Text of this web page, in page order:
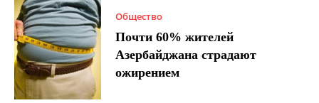
Общество
Почти 60% жителей
Азербайджана страдают
ожирением